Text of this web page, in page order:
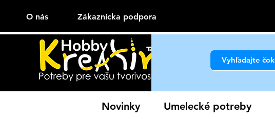
O nás Zákaznícka podpora
Novinky Umelecké potreby